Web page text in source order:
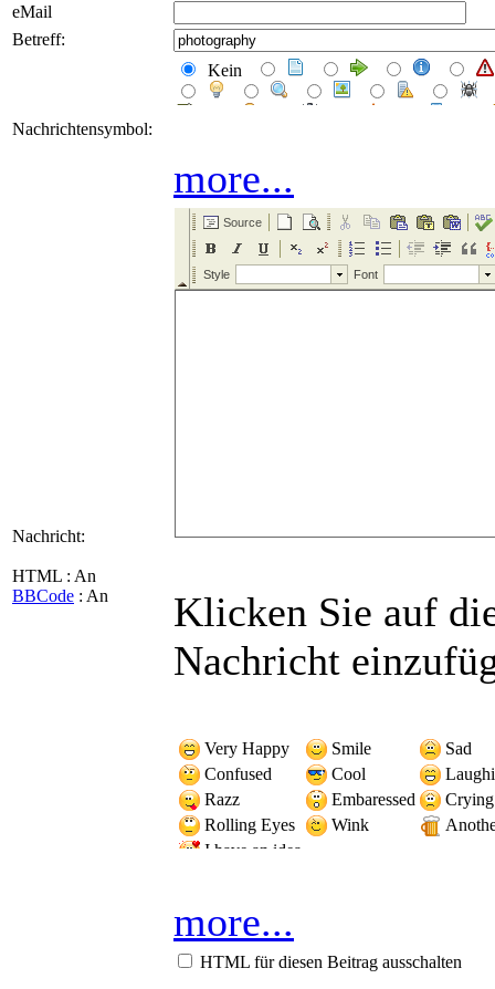
eMail
Betreff:
Nachrichtensymbol:
Kein
more...
Nachricht:
HTML : An
BBCode : An
Klicken Sie auf
Nachricht
Very Happy Smile
Sad
Confused
Cool
Razz
Embaressed
Rolling Eyes
Wink
I have an idea
more...
HTML für diesen Beitrag ausschalten